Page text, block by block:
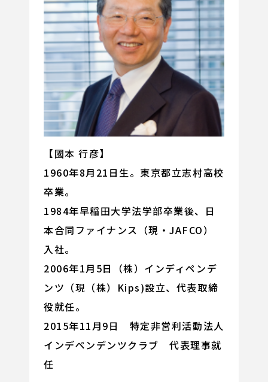
【國本 行彦】
1960年8月21日生。東京都立志村高校
卒業。
1984年早稲田大学法学部卒業後、日
本合同ファイナンス（現・JAFCO）
入社。
2006年1月5日（株）インディペンデ
ンツ（現（株）Kips)設立、代表取締
役就任。
2015年11月9日 特定非営利活動法人
インデペンデンツクラブ 代表理事就
任